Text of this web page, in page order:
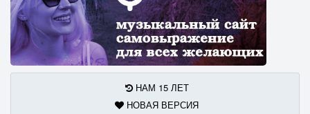
НАМ 15 ЛЕТ
НОВАЯ ВЕРСИЯ